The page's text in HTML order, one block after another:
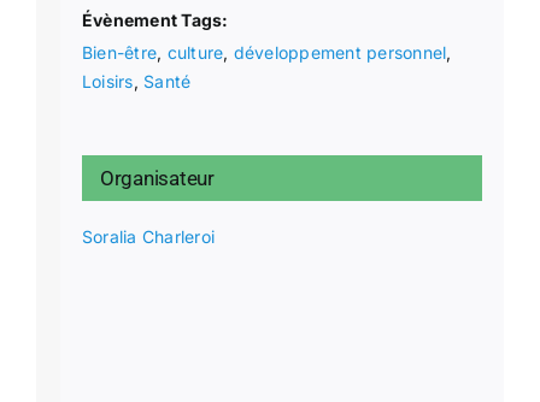
Évènement Tags:
Bien-être, culture, développement personnel,
Loisirs, Santé
Organisateur
Soralia Charleroi